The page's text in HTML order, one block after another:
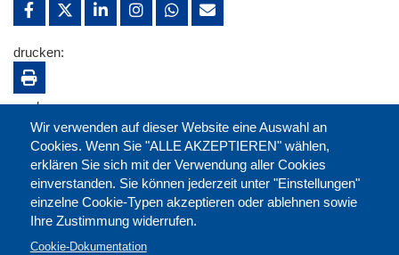
Wir verwenden auf dieser Website eine Auswahl an
Cookies. Wenn Sie "ALLE AKZEPTIEREN" wählen,
erklären Sie sich mit der Verwendung aller Cookies
einverstanden. Sie können jederzeit unter "Einstellungen"
einzelne Cookie-Typen akzeptieren oder ablehnen sowie
Ihre Zustimmung widerrufen.
Cookie-Dokumentation
drucken:
merken: